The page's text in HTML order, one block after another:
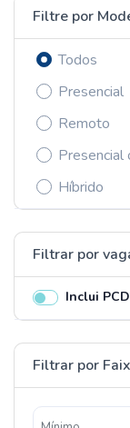
Filtre por
Todos
Presencial
Remoto
Presencial
Híbrido
Filtrar por
Inclui
Filtrar por